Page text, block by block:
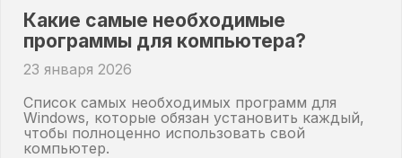
Какие самые необходимые
программы для компьютера?
23 января 2026
Список самых необходимых программ для
Windows, которые обязан установить каждый,
чтобы полноценно использовать свой
компьютер.